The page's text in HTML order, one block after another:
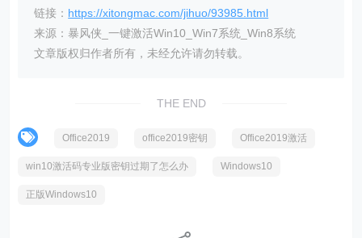
链接： https://xitongmac.com/jihuo/93985.html
来源：暴风侠_一键激活Win10_Win7系统_Win8系统
文章版权归作者所有，未经允许请勿转载。
THE END
Office2019 office2019密钥 Office2019激活
win10激活码专业版密钥过期了怎么办 Windows10
正版Windows10